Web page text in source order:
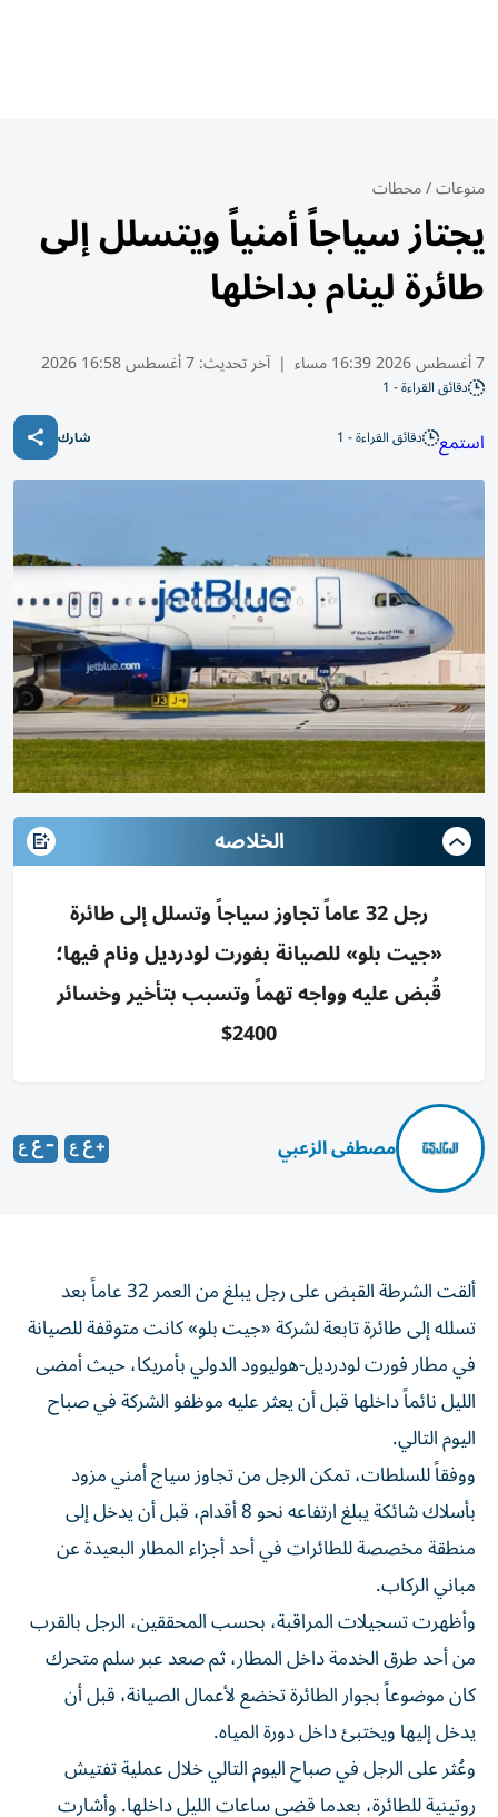
منوعات/محطات
يجتاز سياجاً أمنياً ويتسلل إلى
طائرة لينام بداخلها
7 أغسطس 2026 16:39 مساء | آخر تحديث:7 أغسطس 16:58 2026
دقائق القراءة - 1
استمع دقائق القراءة - 1 شارك
الخلاصه
رجل 32 عاماً تجاوز سياجاً وتسلل إلى طائرة
«جيت بلو» للصيانة بفورت لودرديل ونام فيها؛
قُبض عليه وواجه تهماً وتسبب بتأخير وخسائر
2400$
مصطفى الزعبي
ألقت الشرطة القبض على رجل يبلغ من العمر 32 عاماً بعد
تسلله إلى طائرة تابعة لشركة «جيت بلو» كانت متوقفة للصيانة
في مطار فورت لودرديل-هوليوود الدولي بأمريكا، حيث أمضى
الليل نائماً داخلها قبل أن يعثر عليه موظفو الشركة في صباح
اليوم التالي.
ووفقاً للسلطات، تمكن الرجل من تجاوز سياج أمني مزود
بأسلاك شائكة يبلغ ارتفاعه نحو 8 أقدام، قبل أن يدخل إلى
منطقة مخصصة للطائرات في أحد أجزاء المطار البعيدة عن
مباني الركاب.
وأظهرت تسجيلات المراقبة، بحسب المحققين، الرجل بالقرب
من أحد طرق الخدمة داخل المطار، ثم صعد عبر سلم متحرك
كان موضوعاً بجوار الطائرة تخضع لأعمال الصيانة، قبل أن
يدخل إليها ويختبئ داخل دورة المياه.
وعُثر على الرجل في صباح اليوم التالي خلال عملية تفتيش
روتينية للطائرة، بعدما قضى ساعات الليل داخلها. وأشارت